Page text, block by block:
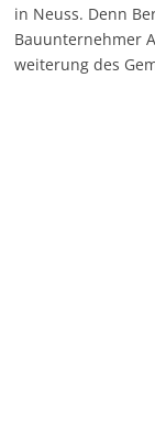
in Neuss. Denn
Bau­un­ter­neh­mer
wei­te­rung des